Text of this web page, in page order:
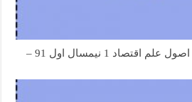
دانلود رایگان نمونه سوال اصول علم اقتصاد 1 نیمسال اول 91 –